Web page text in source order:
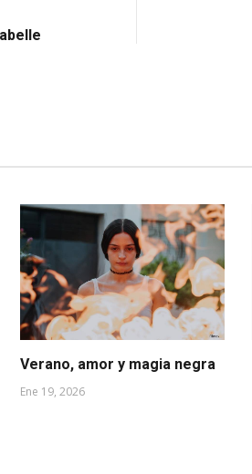
Verano, amor y magia negra
Ene 19, 2026